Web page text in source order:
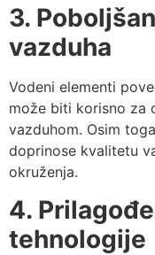
3.
vazduha
Vodeni elementi
može biti korisno za
vazduhom. Osim
doprinose kvalitetu
okruženja.
4.
tehnologije